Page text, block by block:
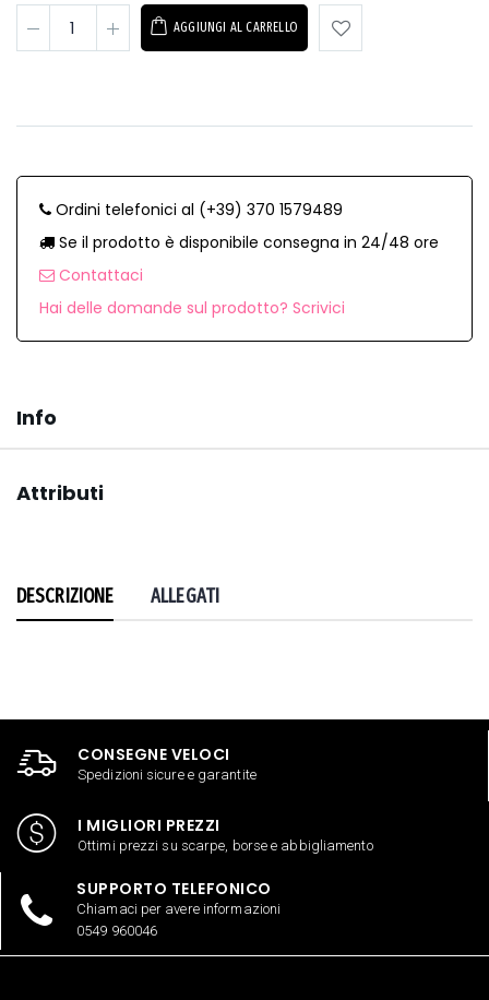
AGGIUNGI AL CARRELLO
Ordini telefonici al (+39) 370 1579489
Se il prodotto è disponibile consegna in 24/48 ore
Contattaci
Hai delle domande sul prodotto? Scrivici
Info
Attributi
DESCRIZIONE ALLEGATI
CONSEGNE VELOCI
Spedizioni sicure e garantite
I MIGLIORI PREZZI
Ottimi prezzi su scarpe, borse e abbigliamento
SUPPORTO TELEFONICO
Chiamaci per avere informazioni
0549 960046